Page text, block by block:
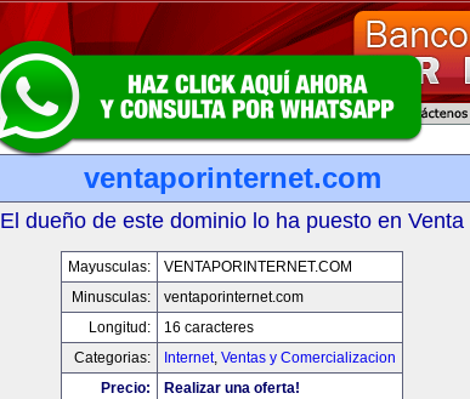
ventaporinternet.com
El dueño de este dominio lo ha puesto en Venta
Mayusculas:
VENTAPORINTERNET.COM
Minusculas:
ventaporinternet.com
Longitud:
16 caracteres
Categorias:
Internet, Ventas y Comercializacion
Precio:
Realizar una oferta!